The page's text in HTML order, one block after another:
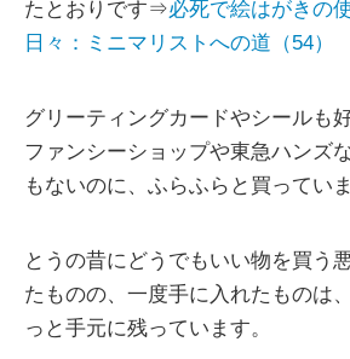
たとおりです⇒必死で絵はがきの
日々：ミニマリストへの道（54）
グリーティングカードやシールも
ファンシーショップや東急ハンズ
もないのに、ふらふらと買っていま
とうの昔にどうでもいい物を買う
たものの、一度手に入れたものは
っと手元に残っています。